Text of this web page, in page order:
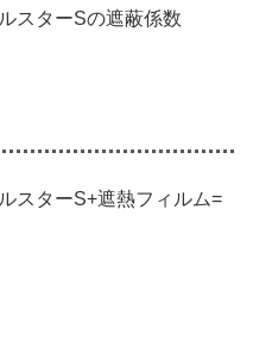
スターSの遮蔽係数
スターS+遮熱フィルム=